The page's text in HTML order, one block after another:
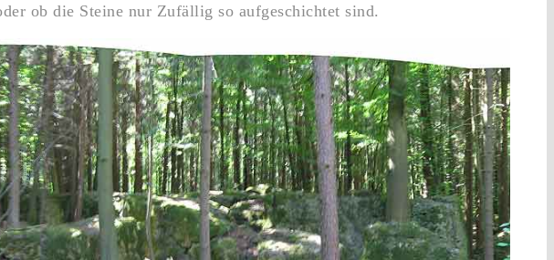
ob die Steine nur Zufällig so aufgeschichtet sind.